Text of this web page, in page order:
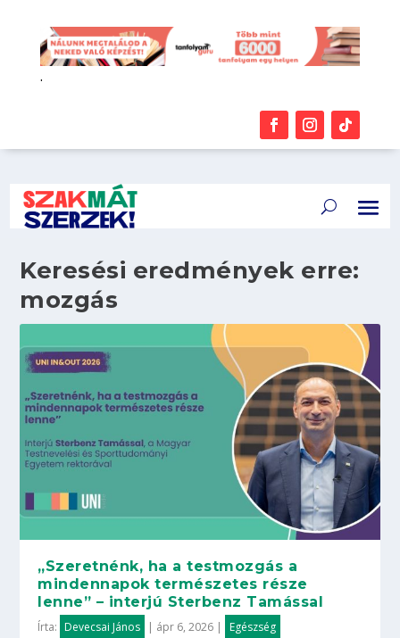
.
Keresési eredmények erre:
mozgás
„Szeretnénk, ha a testmozgás a
mindennapok természetes része
lenne” – interjú Sterbenz Tamással
Írta: Devecsai János | ápr 6, 2026 | Egészség